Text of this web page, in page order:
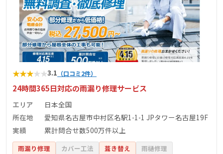
★★★★★3.1 （口コミ2件）
24時間365日対応の雨漏り修理サービス
エリア
日本全国
所在地
愛知県名古屋市中村区名駅1-1-1 JPタワー名古屋19F
実績
累計問合せ数500万件以上
雨漏り修理 カバー工法 葺き替え
雨樋修理